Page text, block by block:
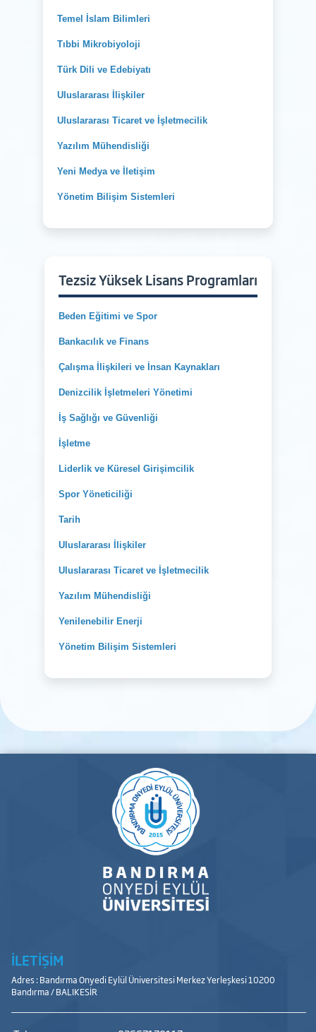
Temel İslam Bilimleri
Tıbbi Mikrobiyoloji
Türk Dili ve Edebiyatı
Uluslararası İlişkiler
Uluslararası Ticaret ve İşletmecilik
Yazılım Mühendisliği
Yeni Medya ve İletişim
Yönetim Bilişim Sistemleri
Tezsiz Yüksek Lisans Programları
Beden Eğitimi ve Spor
Bankacılık ve Finans
Çalışma İlişkileri ve İnsan Kaynakları
Denizcilik İşletmeleri Yönetimi
İş Sağlığı ve Güvenliği
İşletme
Liderlik ve Küresel Girişimcilik
Spor Yöneticiliği
Tarih
Uluslararası İlişkiler
Uluslararası Ticaret ve İşletmecilik
Yazılım Mühendisliği
Yenilenebilir Enerji
Yönetim Bilişim Sistemleri
İLETİŞİM
Adres : Bandırma Onyedi Eylül Üniversitesi Merkez Yerleşkesi 10200
Bandırma / BALIKESİR